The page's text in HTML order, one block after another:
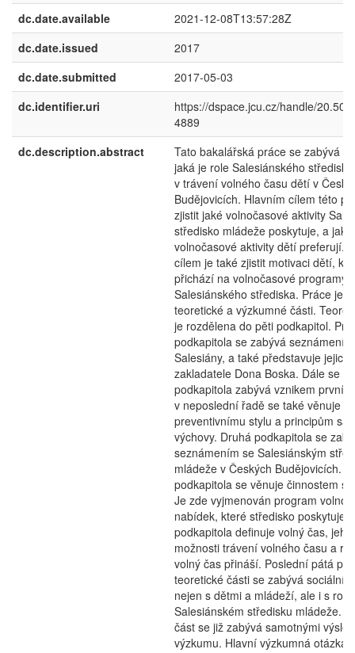
dc.date.available
2021-12-08T13:57:28Z
dc.date.issued
2017
dc.date.submitted
2017-05-03
dc.identifier.uri
https://dspace.jcu.cz/handle/
4889
dc.description.abstract
Tato bakalářská práce se zabývá
jaká je role Salesiánského
v trávení volného času dětí v
Budějovicích. Hlavním cílem této
zjistit jaké volnočasové aktivity
středisko mládeže poskytuje, a jaké
volnočasové aktivity dětí preferují.
cílem je také zjistit motivaci dětí,
přichází na volnočasové programy
Salesiánského střediska. Práce je
teoretické a výzkumné části.
je rozdělena do pěti podkapitol.
podkapitola se zabývá
Salesiány, a také představuje jejich
zakladatele Dona Boska. Dále se
podkapitola zabývá vznikem první
v neposlední řadě se také věnuje
preventivnímu stylu a principům
výchovy. Druhá podkapitola se
seznámením se Salesiánským
mládeže v Českých Budějovicích.
podkapitola se věnuje činnostem
Je zde vyjmenován program
nabídek, které středisko poskytuje.
podkapitola definuje volný čas,
možnosti trávení volného času a
volný čas přináší. Poslední pátá
teoretické části se zabývá sociální
nejen s dětmi a mládeží, ale i s
Salesiánském středisku mládeže.
část se již zabývá samotnými
výzkumu. Hlavní výzkumná otázka